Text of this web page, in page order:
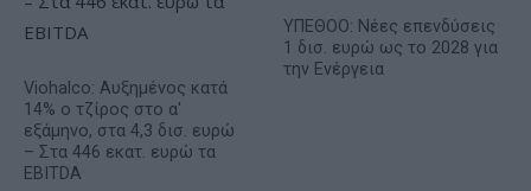
Viohalco: Αυξημένος κατά
14% ο τζίρος στο α'
εξάμηνο, στα 4,3 δισ. ευρώ
– Στα 446 εκατ. ευρώ τα
EBITDA
ΥΠΕΘΟΟ: Νέες επενδύσεις
1 δισ. ευρώ ως το 2028 για
την Ενέργεια